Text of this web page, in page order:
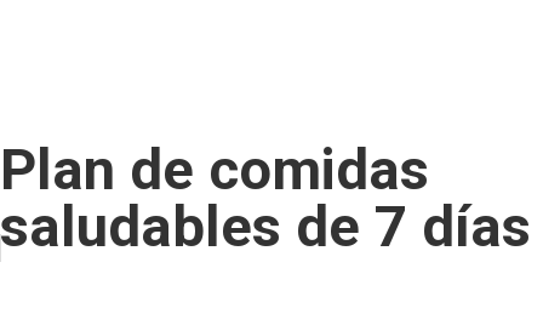
Plan de comidas
saludables de 7 días